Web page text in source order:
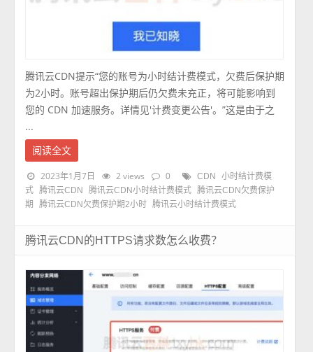
腾讯云CDN提示“您的账号为小时结计费模式，欠费后保护期
为2小时。账号超出保护期后仍欠费未充正，将可能影响到
您的 CDN 加速服务。详情见'计费变更公告'。”这是由于之
...
阅读全文
2023年1月7日 2 views 0 CDN
小时结计费模
式 腾讯云CDN 腾讯云CDN小时结计费模式 腾讯云CDN欠费保护
期
腾讯云CDN欠费保护期2小时 腾讯云小时结计费模式
腾讯云CDN的HTTPS请求数怎么收费？